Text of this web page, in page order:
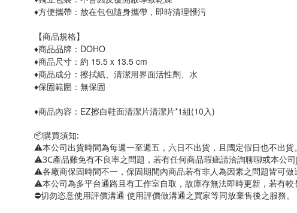
♦方便攜帶：放在包包隨身攜帶，即時清理髒污
【商品規格】
♦商品品牌：DOHO
♦商品尺寸：約 15.5 x 13.5 cm
♦商品成分：擦拭紙、清潔用界面活性劑、水
♦保固範圍：無保固
♦商品內容： EZ擦白鞋面清潔片清潔片*1組(10入)
📦購買須知:
⚠本公司出貨時間為每週一至週五，六日不出貨，且國定假日也不出貨。
⚠3C產品難免有不良率之問題，若有任何商品瑕疵請洽詢聊聊或本公司
⚠各廠商保固時間不一，保固期間內商品若有非人為因素之問題皆可做
⚠本公司為多平台通路且有工作室自取，故庫存無法即時更新，若有較
⛔切勿恣意使用評價溝通 使用評價做溝通之買家等同放棄售後之服務。